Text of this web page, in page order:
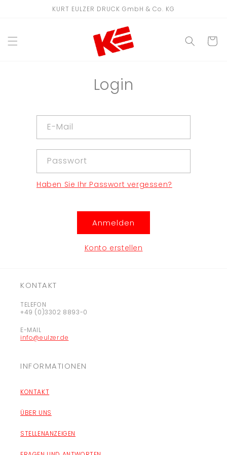
KURT EULZER DRUCK GmbH & Co. KG
Login
E-Mail
Passwort
Haben Sie Ihr Passwort vergessen?
Anmelden
Konto erstellen
KONTAKT
TELEFON
+49 (0)3302 8893-0
E-MAIL
info@eulzer.de
INFORMATIONEN
KONTAKT
ÜBER UNS
STELLENANZEIGEN